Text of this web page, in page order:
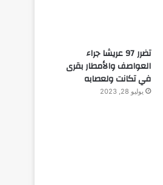
تضرر 97 عريشا جراء
العواصف والأمطار بقرى
في تكانت ولعصابه
يوليو 28, 2023